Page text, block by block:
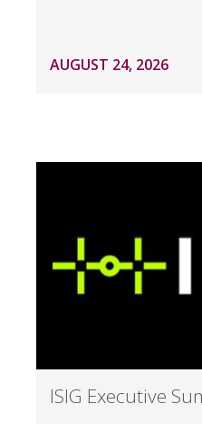
AUGUST 24, 2026
ISIG Executive